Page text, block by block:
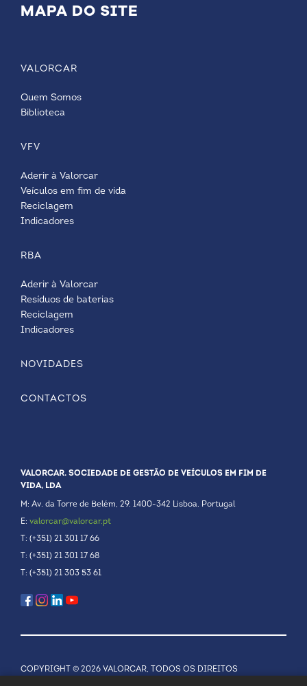
MAPA DO SITE
VALORCAR
Quem Somos
Biblioteca
VFV
Aderir à Valorcar
Veículos em fim de vida
Reciclagem
Indicadores
RBA
Aderir à Valorcar
Resíduos de baterias
Reciclagem
Indicadores
NOVIDADES
CONTACTOS
VALORCAR. SOCIEDADE DE GESTÃO DE VEÍCULOS EM FIM DE
VIDA, LDA
M: Av. da Torre de Belém, 29. 1400-342 Lisboa. Portugal
E: valorcar@valorcar.pt
T: (+351) 21 301 17 66
T: (+351) 21 301 17 68
T: (+351) 21 303 53 61
COPYRIGHT © 2026 VALORCAR, TODOS OS DIREITOS